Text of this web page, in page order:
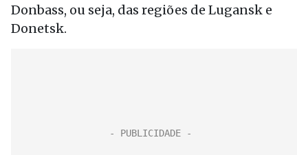
Donbass, ou seja, das regiões de Lugansk e
Donetsk.